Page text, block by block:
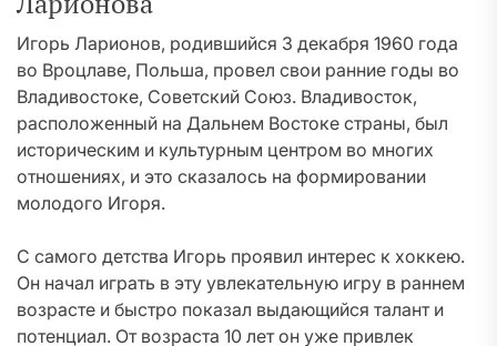
Игорь Ларионов, родившийся 3 декабря 1960 года
во Вроцлаве, Польша, провел свои ранние годы во
Владивостоке, Советский Союз. Владивосток,
расположенный на Дальнем Востоке страны, был
историческим и культурным центром во многих
отношениях, и это сказалось на формировании
молодого Игоря.
С самого детства Игорь проявил интерес к хоккею.
Он начал играть в эту увлекательную игру в раннем
возрасте и быстро показал выдающийся талант и
потенциал. От возраста 10 лет он уже привлек